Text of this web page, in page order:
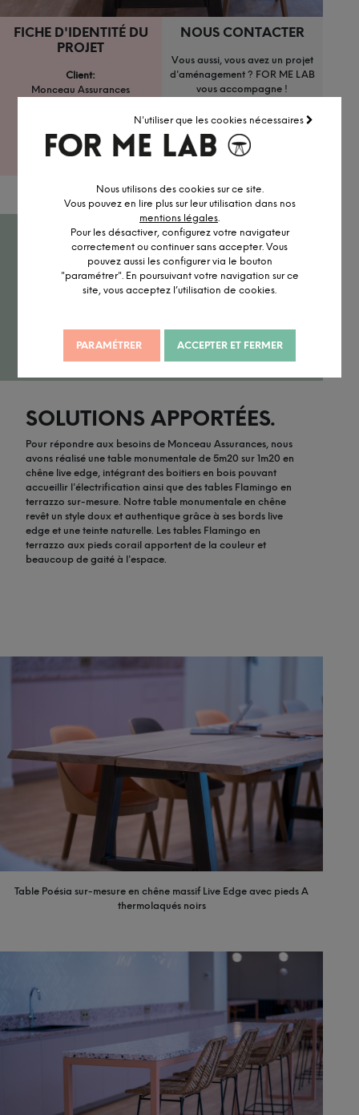
N'utiliser que les cookies nécessaires
Nous utilisons des cookies sur ce site.
Vous pouvez en lire plus sur leur utilisation dans nos
mentions légales.
Pour les désactiver, configurez votre navigateur
correctement ou continuer sans accepter. Vous
pouvez aussi les configurer via le bouton
"paramétrer". En poursuivant votre navigation sur ce
site, vous acceptez l’utilisation de cookies.
PARAMÉTRER ACCEPTER ET FERMER
FICHE D'IDENTITÉ DU
PROJET
Client:
Monceau Assurances
Style:
Élégant / chaleureux
NOUS CONTACTER
Vous aussi, vous avez un projet
d'aménagement ? FOR ME LAB
vous accompagne !
PROBLÉMATIQUE.
Pour l'aménagement de ses bureaux, l'entreprise souhaitait
créer un environnement de travail chaleureux, synonyme
SOLUTIONS APPORTÉES.
Pour répondre aux besoins de Monceau Assurances, nous
avons réalisé une table monumentale de 5m20 sur 1m20 en
chêne live edge, intégrant des boitiers en bois pouvant
accueillir l'électrification ainsi que des tables Flamingo en
terrazzo sur-mesure. Notre table monumentale en chêne
revêt un style doux et authentique grâce à ses bords live
edge et une teinte naturelle. Les tables Flamingo en
terrazzo aux pieds corail apportent de la couleur et
beaucoup de gaité à l'espace.
Table Poésia sur-mesure en chêne massif Live Edge avec pieds A
thermolaqués noirs